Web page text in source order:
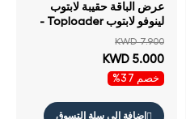
عرض الباقة حقيبة لابتوب
لينوفو لابتوب Toploader -
مضغوط لينوفو
KWD 7.900
KWD 5.000
خصم 37%
إضافة إلى سلة التسوق